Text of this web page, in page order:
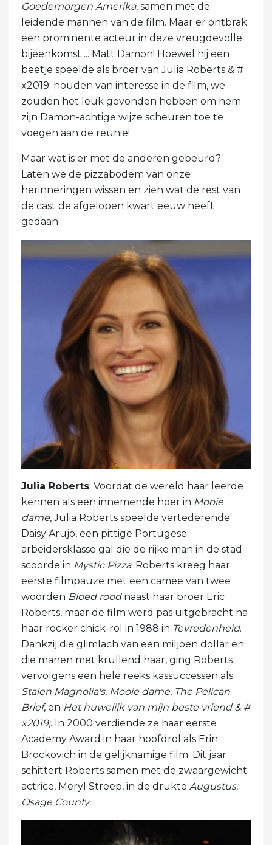
Goedemorgen Amerika, samen met de
leidende mannen van de film. Maar er ontbrak
een prominente acteur in deze vreugdevolle
bijeenkomst ... Matt Damon! Hoewel hij een
beetje speelde als broer van Julia Roberts & #
x2019; houden van interesse in de film, we
zouden het leuk gevonden hebben om hem
zijn Damon-achtige wijze scheuren toe te
voegen aan de reünie!
Maar wat is er met de anderen gebeurd?
Laten we de pizzabodem van onze
herinneringen wissen en zien wat de rest van
de cast de afgelopen kwart eeuw heeft
gedaan.
Julia Roberts: Voordat de wereld haar leerde
kennen als een innemende hoer in Mooie
dame, Julia Roberts speelde vertederende
Daisy Arujo, een pittige Portugese
arbeidersklasse gal die de rijke man in de stad
scoorde in Mystic Pizza. Roberts kreeg haar
eerste filmpauze met een camee van twee
woorden Bloed roodnaast haar broer Eric
Roberts, maar de film werd pas uitgebracht na
haar rocker chick-rol in 1988 in Tevredenheid.
Dankzij die glimlach van een miljoen dollar en
die manen met krullend haar, ging Roberts
vervolgens een hele reeks kassuccessen als
Stalen Magnolia's, Mooie dame, The Pelican
Brief, en Het huwelijk van mijn beste vriend & #
x2019;. In 2000 verdiende ze haar eerste
Academy Award in haar hoofdrol als Erin
Brockovich in de gelijknamige film. Dit jaar
schittert Roberts samen met de zwaargewicht
actrice, Meryl Streep, in de drukte Augustus:
Osage County.